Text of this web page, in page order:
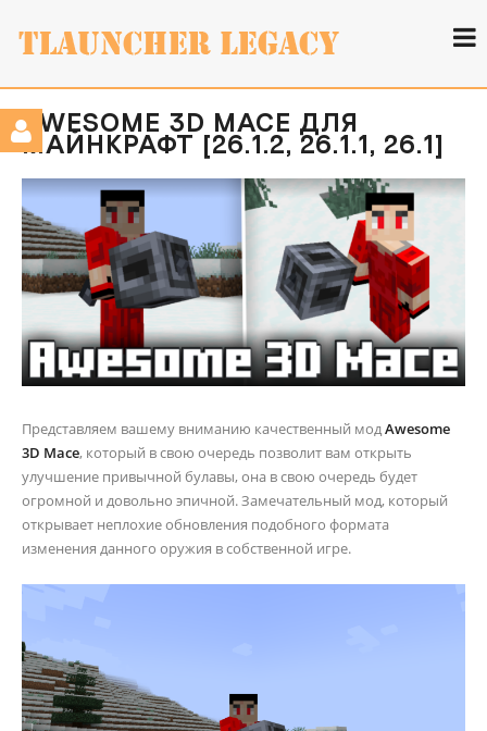
AWESOME 3D MACE ДЛЯ
МАЙНКРАФТ [26.1.2, 26.1.1, 26.1]
Представляем вашему вниманию качественный модAwesome
3D Mace, который в свою очередь позволит вам открыть
улучшение привычной булавы, она в свою очередь будет
огромной и довольно эпичной. Замечательный мод, который
открывает неплохие обновления подобного формата
изменения данного оружия в собственной игре.